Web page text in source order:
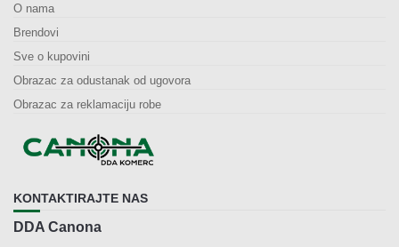
O nama
Brendovi
Sve o kupovini
Obrazac za odustanak od ugovora
Obrazac za reklamaciju robe
KONTAKTIRAJTE NAS
DDA Canona